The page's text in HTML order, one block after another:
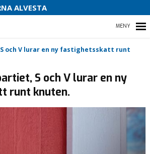
ALVESTA
och V lurar en ny fastighetsskatt runt
S och V lurar en ny
runt knuten.